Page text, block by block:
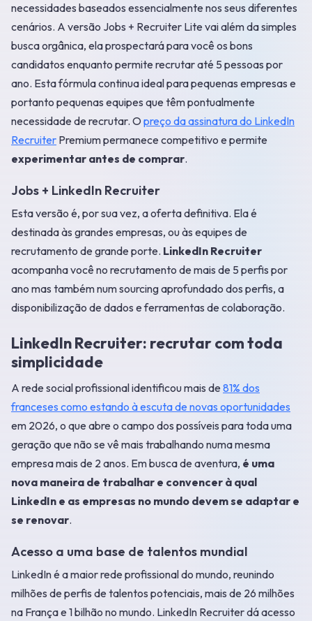
necessidades baseados essencialmente nos seus diferentes
cenários. A versão Jobs + Recruiter Lite vai além da simples
busca orgânica, ela prospectará para você os bons
candidatos enquanto permite recrutar até 5 pessoas por
ano. Esta fórmula continua ideal para pequenas empresas e
portanto pequenas equipes que têm pontualmente
necessidade de recrutar. O preço da assinatura do LinkedIn
Recruiter Premium permanece competitivo e permite
experimentar antes de comprar.
Jobs + LinkedIn Recruiter
Esta versão é, por sua vez, a oferta definitiva. Ela é
destinada às grandes empresas, ou às equipes de
recrutamento de grande porte. LinkedIn Recruiter
acompanha você no recrutamento de mais de 5 perfis por
ano mas também num sourcing aprofundado dos perfis, a
disponibilização de dados e ferramentas de colaboração.
LinkedIn Recruiter: recrutar com toda
simplicidade
A rede social profissional identificou mais de 81% dos
franceses como estando à escuta de novas oportunidades
em 2026, o que abre o campo dos possíveis para toda uma
geração que não se vê mais trabalhando numa mesma
empresa mais de 2 anos. Em busca de aventura, é uma
nova maneira de trabalhar e convencer à qual
LinkedIn e as empresas no mundo devem se adaptar e
se renovar.
Acesso a uma base de talentos mundial
LinkedIn é a maior rede profissional do mundo, reunindo
milhões de perfis de talentos potenciais, mais de 26 milhões
na França e 1 bilhão no mundo. LinkedIn Recruiter dá acesso